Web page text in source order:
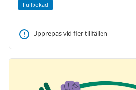
Fullbokad
Upprepas vid fler tillfällen